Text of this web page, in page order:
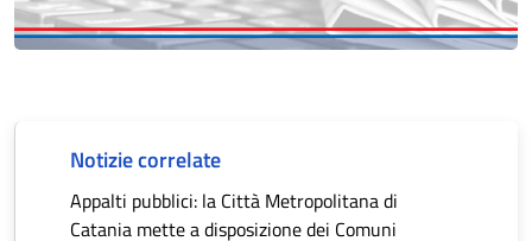
Notizie correlate
Appalti pubblici: la Città Metropolitana di
Catania mette a disposizione dei Comuni